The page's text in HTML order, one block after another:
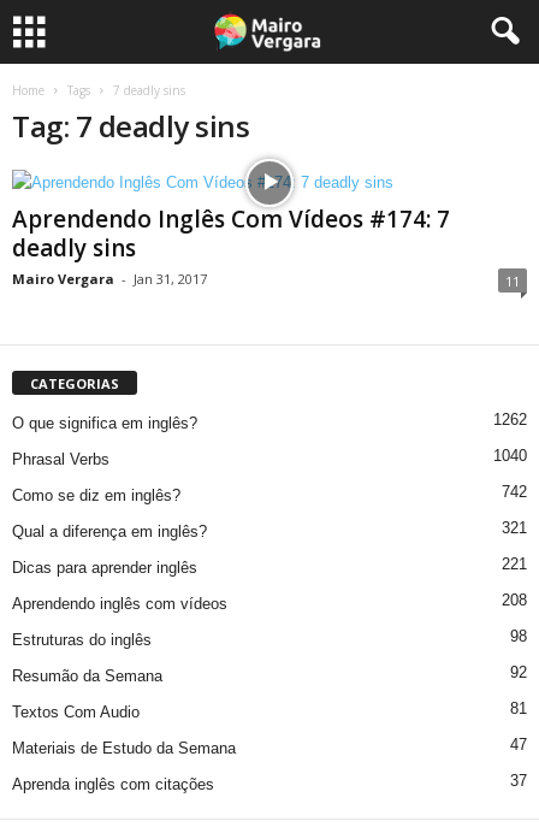
Home Tags 7 deadly sins
Tag: 7 deadly sins
Aprendendo Inglês Com Vídeos #174: 7
deadly sins
Mairo Vergara - Jan 31, 2017 11
CATEGORIAS
O que significa em inglês? 1262
Phrasal Verbs 1040
Como se diz em inglês? 742
Qual a diferença em inglês? 321
Dicas para aprender inglês 221
Aprendendo inglês com vídeos 208
Estruturas do inglês 98
Resumão da Semana 92
Textos Com Audio 81
Materiais de Estudo da Semana 47
Aprenda inglês com citações 37